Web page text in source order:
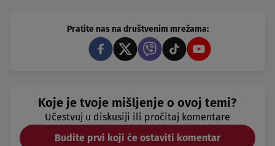
Pratite nas na društvenim mrežama:
Koje je tvoje mišljenje o ovoj temi?
Učestvuj u diskusiji ili pročitaj komentare
Budite prvi koji će ostaviti komentar